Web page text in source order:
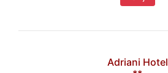
Adriani Hotel